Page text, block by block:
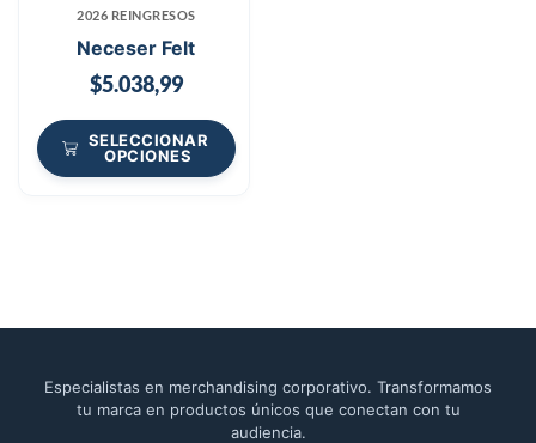
2026 REINGRESOS
Neceser Felt
$5.038,99
SELECCIONAR
OPCIONES
Especialistas en merchandising corporativo. Transformamos
tu marca en productos únicos que conectan con tu
audiencia.